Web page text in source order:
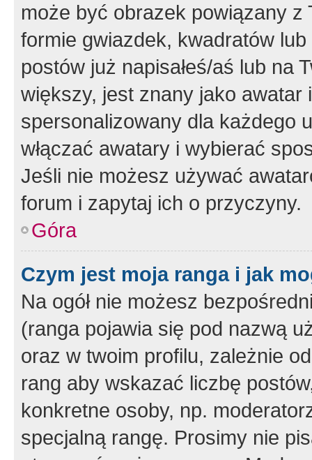
może być obrazek powiązany z
formie gwiazdek, kwadratów
postów już napisałeś/aś lub na
większy, jest znany jako
spersonalizowany dla każdego
włączać awatary i wybierać
Jeśli nie możesz używać
forum i zapytaj ich o przyczyny.
Góra
Czym jest moja ranga i jak
Na ogół nie możesz
(ranga pojawia się pod nazwą
oraz w twoim profilu, zależnie
rang aby wskazać liczbę
konkretne osoby, np.
specjalną rangę. Prosimy nie